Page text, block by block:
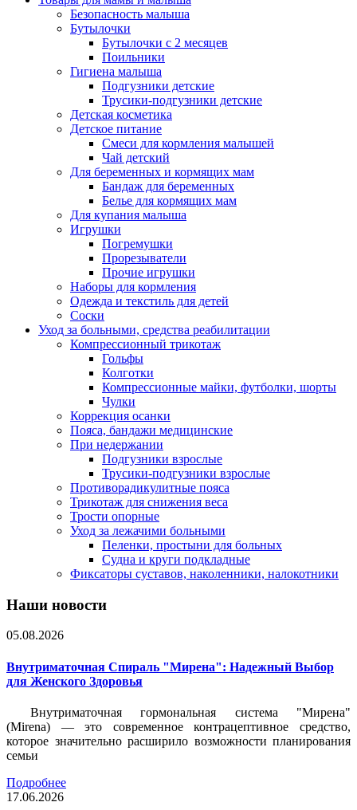
Безопасность малыша
Бутылочки
Бутылочки с 2 месяцев
Поильники
Гигиена малыша
Подгузники детские
Трусики-подгузники детские
Детская косметика
Детское питание
Смеси для кормления малышей
Чай детский
Для беременных и кормящих мам
Бандаж для беременных
Белье для кормящих мам
Для купания малыша
Игрушки
Погремушки
Прорезыватели
Прочие игрушки
Наборы для кормления
Одежда и текстиль для детей
Соски
Уход за больными, средства реабилитации
Компрессионный трикотаж
Гольфы
Колготки
Компрессионные майки, футболки, шорты
Чулки
Коррекция осанки
Пояса, бандажи медицинские
При недержании
Подгузники взрослые
Трусики-подгузники взрослые
Противорадикулитные пояса
Трикотаж для снижения веса
Трости опорные
Уход за лежачими больными
Пеленки, простыни для больных
Судна и круги подкладные
Фиксаторы суставов, наколенники, налокотники
Наши новости
05.08.2026
Внутриматочная Спираль "Мирена": Надежный Выбор
для Женского Здоровья
Внутриматочная гормональная система "Мирена"
(Mirena) — это современное контрацептивное средство,
которое значительно расширило возможности планирования
семьи
Подробнее
17.06.2026